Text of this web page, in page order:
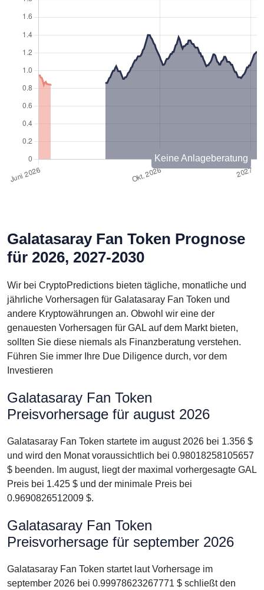
Keine Anlageberatung
Galatasaray Fan Token Prognose
für 2026, 2027-2030
Wir bei CryptoPredictions bieten tägliche, monatliche und
jährliche Vorhersagen für Galatasaray Fan Token und
andere Kryptowährungen an. Obwohl wir eine der
genauesten Vorhersagen für GAL auf dem Markt bieten,
sollten Sie diese niemals als Finanzberatung verstehen.
Führen Sie immer Ihre Due Diligence durch, vor dem
Investieren
Galatasaray Fan Token
Preisvorhersage für august 2026
Galatasaray Fan Token startete im august 2026 bei 1.356 $
und wird den Monat voraussichtlich bei 0.98018258105657
$ beenden. Im august, liegt der maximal vorhergesagte GAL
Preis bei 1.425 $ und der minimale Preis bei
0.9690826512009 $.
Galatasaray Fan Token
Preisvorhersage für september 2026
Galatasaray Fan Token startet laut Vorhersage im
september 2026 bei 0.99978623267771 $ schließt den